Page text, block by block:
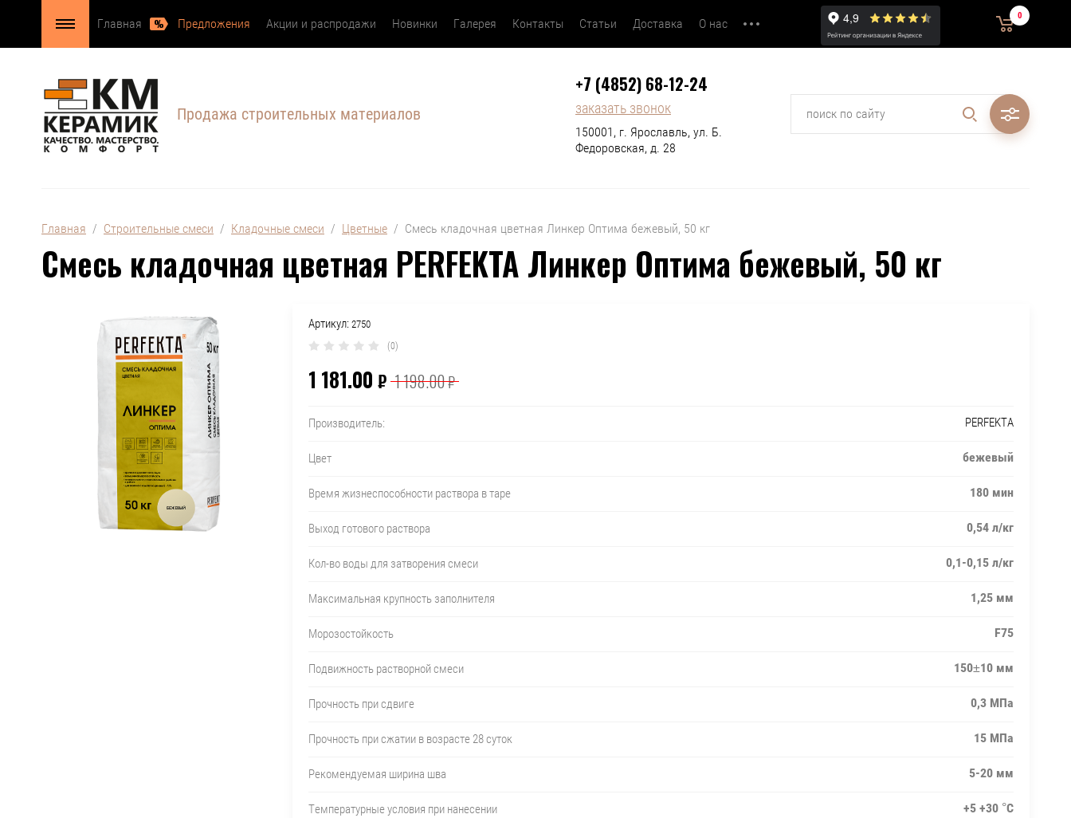
Главная Предложения Акции и распродажи Новинки Галерея Контакты Статьи Доставка О нас
0
Продажа строительных материалов
+7 (4852) 68-12-24
заказать звонок
150001, г. Ярославль, ул. Б.
Федоровская, д. 28
Главная
  /
Строительные смеси
  /
Кладочные смеси
  /
Цветные
  /  Смесь кладочная цветная Линкер Оптима бежевый, 50 кг
Смесь кладочная цветная PERFEKTA Линкер Оптима бежевый, 50 кг
Артикул: 2750
(0)
1 181.00 ₽ 1 198.00₽
Производитель: PERFEKTA
Цвет бежевый
Время жизнеспособности раствора в таре 180 мин
Выход готового раствора 0,54 л/кг
Кол-во воды для затворения смеси 0,1-0,15 л/кг
Максимальная крупность заполнителя 1,25 мм
Морозостойкость F75
Подвижность растворной смеси 150±10 мм
Прочность при сдвиге 0,3 МПа
Прочность при сжатии в возрасте 28 суток 15 МПа
Рекомендуемая ширина шва 5-20 мм
Температурные условия при нанесении +5 +30 °C